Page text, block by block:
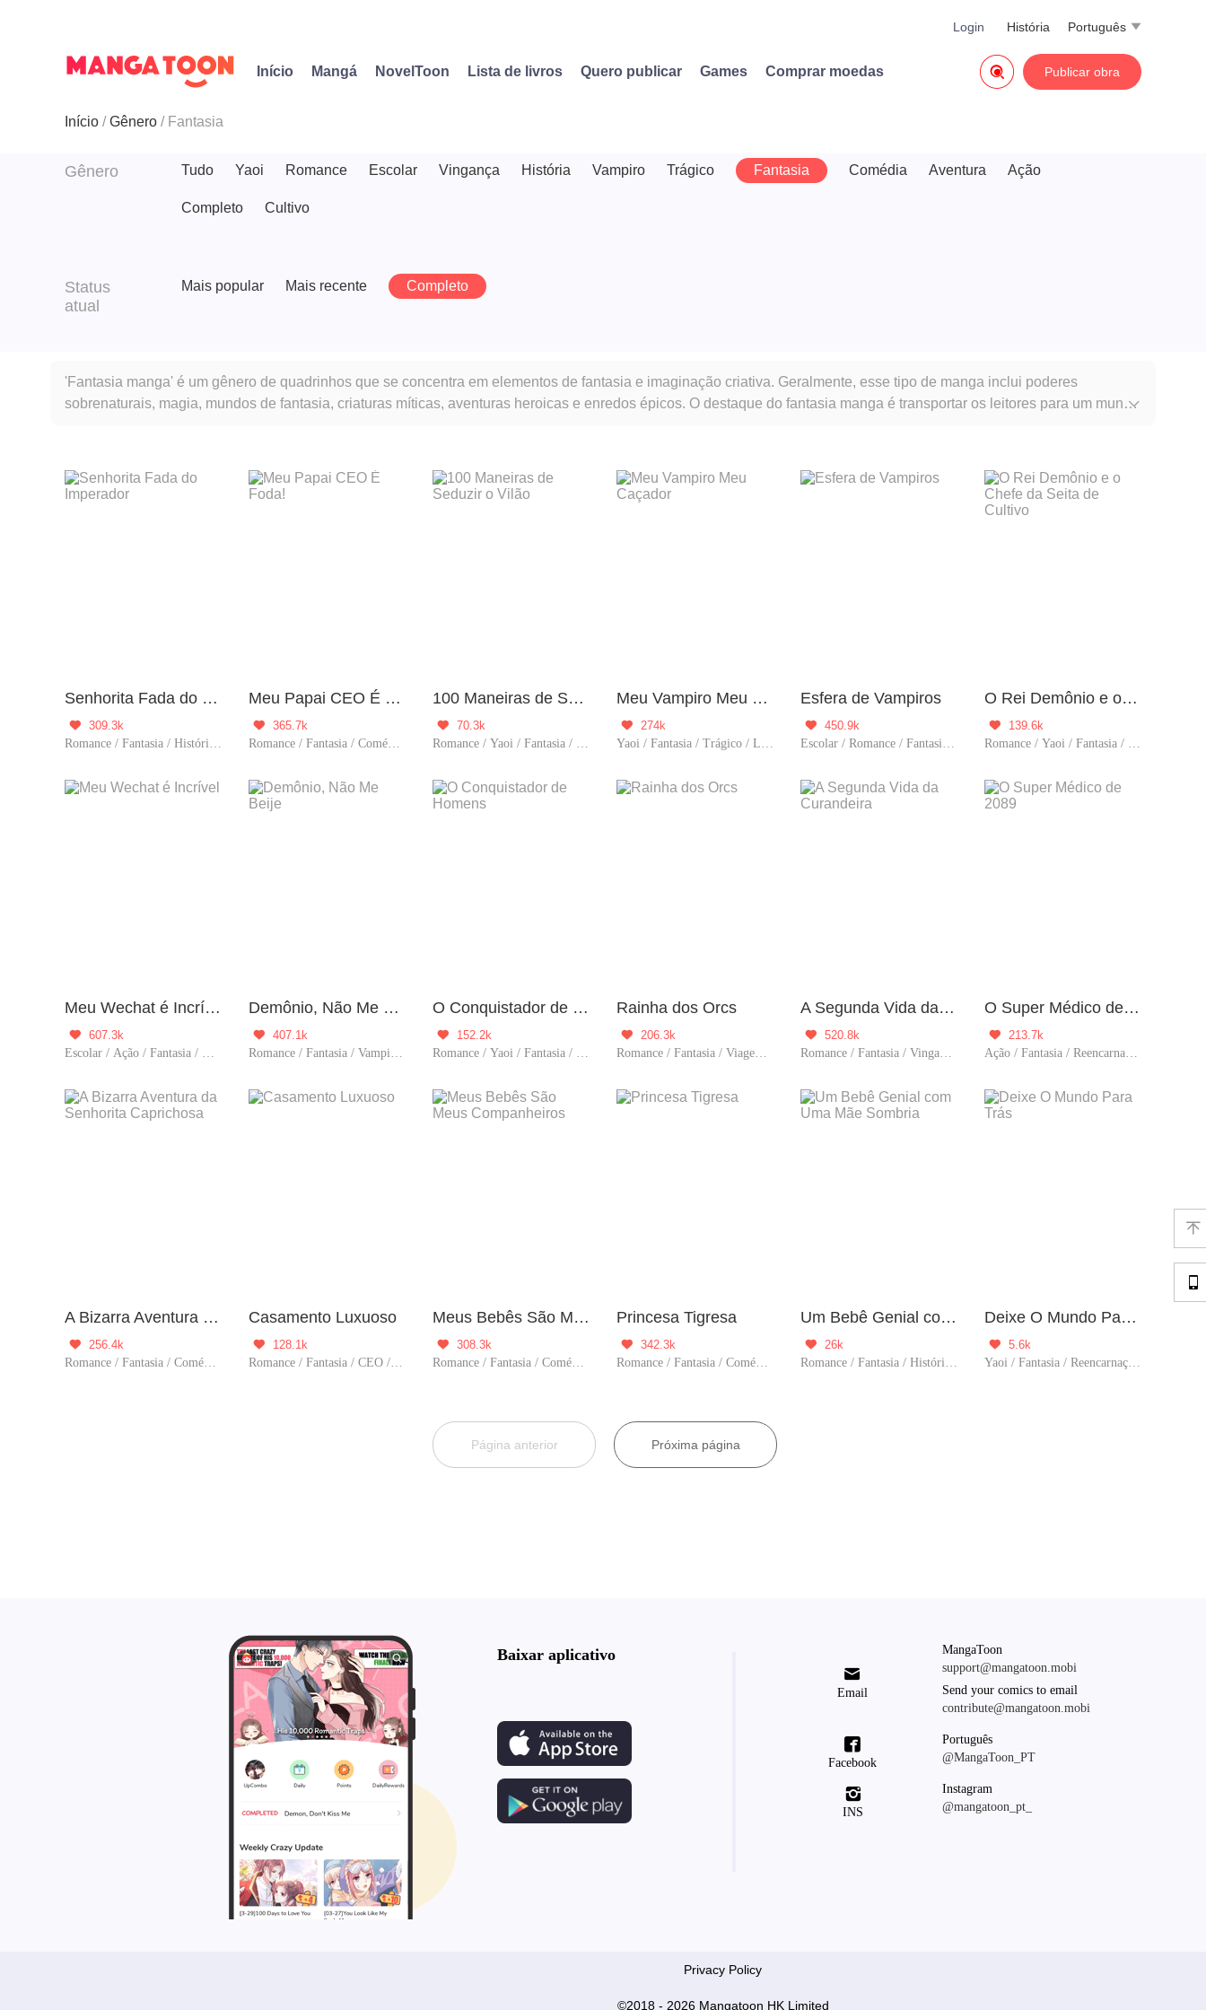
Português 
História
Login
Início Mangá NovelToon Lista de livros Quero publicar Games Comprar moedas Publicar obra

Início Gênero Fantasia
Gênero Tudo Yaoi Romance Escolar Vingança História Vampiro Trágico Fantasia Comédia Aventura Ação
Completo Cultivo
Status
atual
Mais popular Mais recente Completo
'Fantasia manga' é um gênero de quadrinhos que se concentra em elementos de fantasia e imaginação criativa. Geralmente, esse tipo de manga inclui poderes
sobrenaturais, magia, mundos de fantasia, criaturas míticas, aventuras heroicas e enredos épicos. O destaque do fantasia manga é transportar os leitores para um mundo

Senhorita Fada do Imperador

309.3k
Romance / Fantasia / História / Comédia / Viagem no tempo
Meu Papai CEO É Foda!

365.7k
Romance / Fantasia / Comédia / CEO / Grávida / Contra-Ataque / Gentil / Criança fofa
100 Maneiras de Seduzir o Vilão

70.3k
Romance / Yaoi / Fantasia / História / Comédia / BL / Doce / Reencarnação
Meu Vampiro Meu Caçador

274k
Yaoi / Fantasia / Trágico / LGBT / Drama
Esfera de Vampiros

450.9k
Escolar / Romance / Fantasia / Aventura / Vampiro / Garota boa
O Rei Demônio e o Chefe da Seita de Cultivo

139.6k
Romance / Yaoi / Fantasia / Comédia / Cultivo / BL / LGBT
Meu Wechat é Incrível

607.3k
Escolar / Ação / Fantasia / Comédia / Aventura / Cultivo / Supernova / Supernatural / Sistema / Urbano
Demônio, Não Me Beije

407.1k
Romance / Fantasia / Vampiro / Supernatural / Doce / Amor proibido
O Conquistador de Homens

152.2k
Romance / Yaoi / Fantasia / História / Comédia / Viagem no tempo / BL / Harém
Rainha dos Orcs

206.3k
Romance / Fantasia / Viagem no tempo / Supernatural / Doce
A Segunda Vida da Curandeira

520.8k
Romance / Fantasia / Vingança / CEO / Reencarnação / Mulher poderosa / Urbano / Amor casual
O Super Médico de 2089

213.7k
Ação / Fantasia / Reencarnação / Predestinado / Dominante
A Bizarra Aventura da Senhorita Caprichosa

256.4k
Romance / Fantasia / Comédia / Viagem no tempo
Casamento Luxuoso

128.1k
Romance / Fantasia / CEO / Doce
Meus Bebês São Meus Companheiros

308.3k
Romance / Fantasia / Comédia / Doce / Grávida / Mãe solteira
Princesa Tigresa

342.3k
Romance / Fantasia / Comédia / Supernatural / Reencarnação
Um Bebê Genial com Uma Mãe Sombria

26k
Romance / Fantasia / História / Doce / Reencarnação / Grávida
Deixe O Mundo Para Trás

5.6k
Yaoi / Fantasia / Reencarnação / Amor proibido / Predestinado
Página anterior Próxima página

Baixar aplicativo

Email
MangaToon
support@mangatoon.mobi
Send your comics to email
contribute@mangatoon.mobi

Facebook
Português
@MangaToon_PT

INS
Instagram
@mangatoon_pt_
Privacy Policy
©2018 - 2026 Mangatoon HK Limited